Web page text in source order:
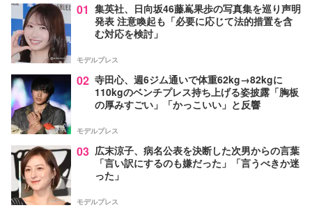
01 集英社、日向坂46藤嶌果歩の写真集を巡り声明
発表 注意喚起も「必要に応じて法的措置を含
む対応を検討」
モデルプレス
02 寺田心、週6ジム通いで体重62kg→82kgに
110kgのベンチプレス持ち上げる姿披露「胸板
の厚みすごい」「かっこいい」と反響
モデルプレス
03 広末涼子、病名公表を決断した次男からの言葉
「言い訳にするのも嫌だった」「言うべきか迷
った」
モデルプレス